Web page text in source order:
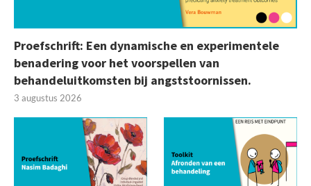
Proefschrift: Een dynamische en experimentele
benadering voor het voorspellen van
behandeluitkomsten bij angststoornissen.
3 augustus 2026